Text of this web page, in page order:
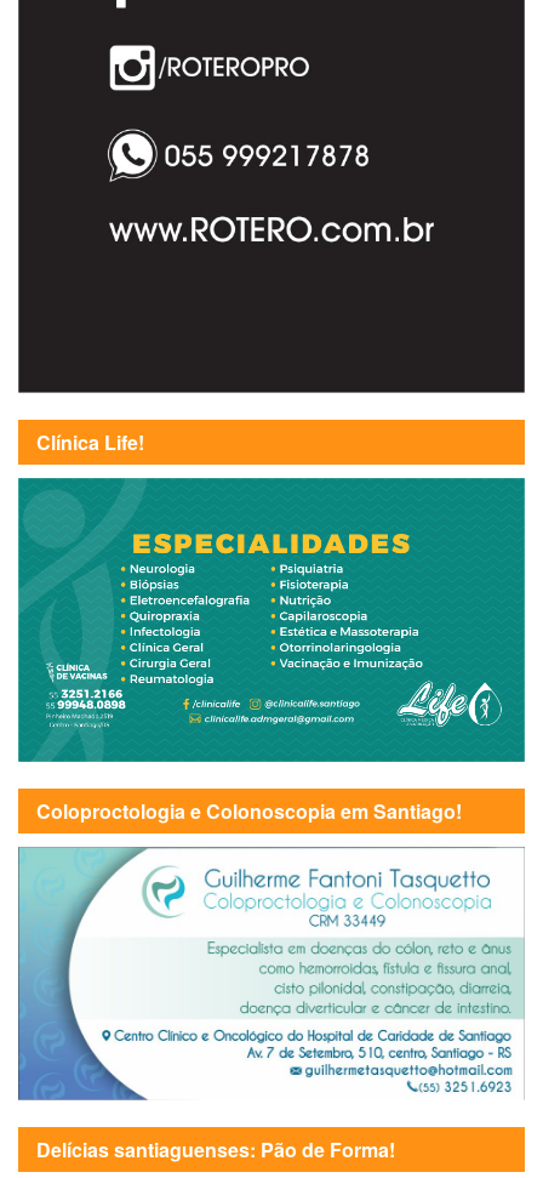
Clínica Life!
Coloproctologia e Colonoscopia em Santiago!
Delícias santiaguenses: Pão de Forma!